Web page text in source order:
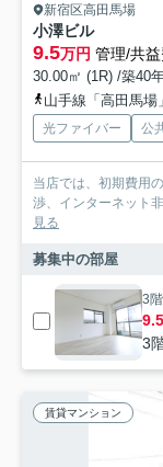
新宿区高田馬場
小澤ビル
9.5万円 管理/共
30.00㎡ (1R) /築40
山手線「高田馬場
光ファイバー 公
当店では、初期費用
渉、インターネット
見る
募集中の部屋
3階
3
賃貸マンション